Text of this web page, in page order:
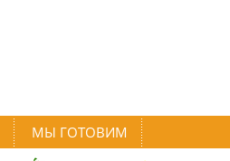
МЫ ГОТОВИМ